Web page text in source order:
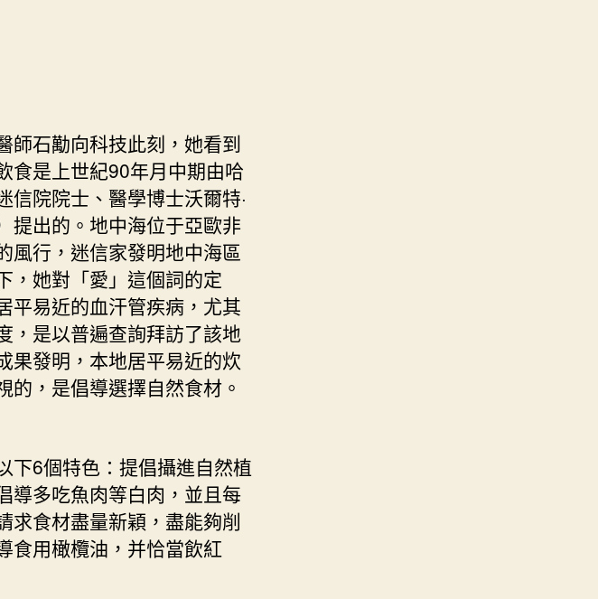
石勱向科技此刻，她看到
食是上世紀90年月中期由哈
院院士、醫學博士沃爾特·
提出的。地中海位于亞歐非
風行，迷信家發明地中海區
，她對「愛」這個詞的定
平易近的血汗管疾病，尤其
，是以普遍查詢拜訪了該地
果發明，本地居平易近的炊
的，是倡導選擇自然食材。
6個特色：提倡攝進自然植
導多吃魚肉等白肉，並且每
求食材盡量新穎，盡能夠削
食用橄欖油，并恰當飲紅